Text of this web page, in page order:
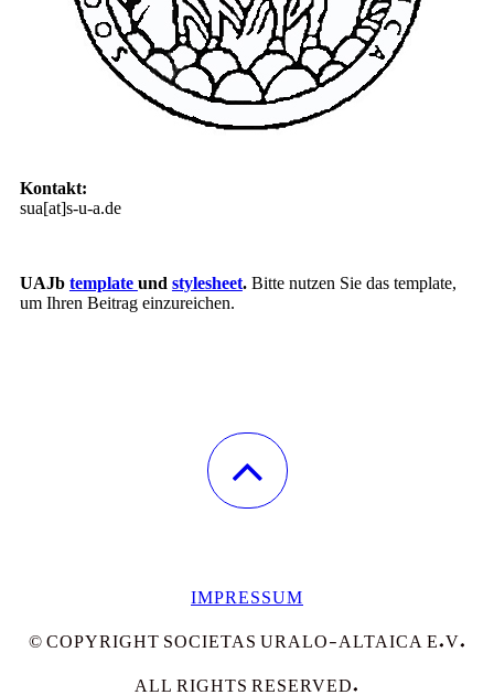
Kontakt:
sua[at]s-u-a.de
UAJb template und stylesheet. Bitte nutzen Sie das template,
um Ihren Beitrag einzureichen.
IMPRESSUM
© COPYRIGHT SOCIETAS URALO-ALTAICA E.V.
ALL RIGHTS RESERVED.